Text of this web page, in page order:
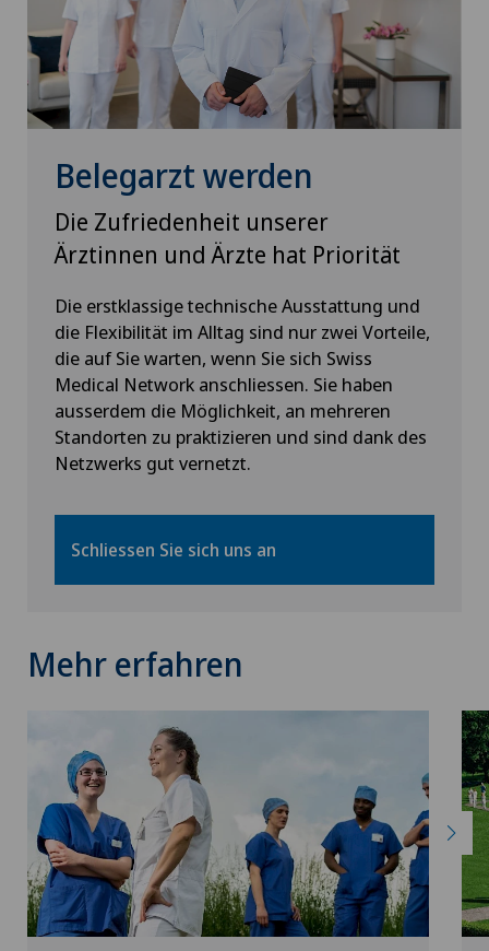
Urologie
Vasektomie (Unterbindung/Sterilisation beim
Mann)
VELYS™
Venenchirurgie
Belegarzt werden
Die Zufriedenheit unserer
Ärztinnen und Ärzte hat Priorität
Die erstklassige technische Ausstattung und
die Flexibilität im Alltag sind nur zwei Vorteile,
die auf Sie warten, wenn Sie sich Swiss
Medical Network anschliessen. Sie haben
ausserdem die Möglichkeit, an mehreren
Standorten zu praktizieren und sind dank des
Netzwerks gut vernetzt.
Schliessen Sie sich uns an
Mehr erfahren